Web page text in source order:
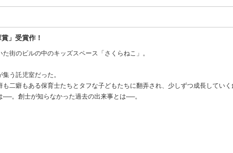
」受賞作！
街のビルの中のキッズスペース「さくらねこ」。
う託児室だった。
二癖もある保育士たちとタフな子どもたちに翻弄され、少しずつ成長していく
。創士が知らなかった過去の出来事とは──。